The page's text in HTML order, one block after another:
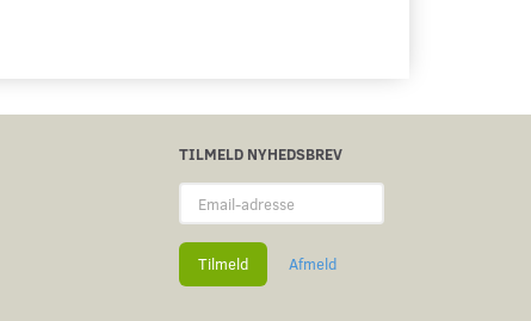
TILMELD NYHEDSBREV
Email-
adresse
Tilmeld Afmeld